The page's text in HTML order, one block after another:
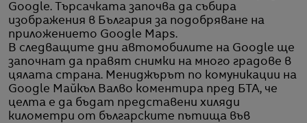
Google. Търсачката започва да събира
изображения в България за подобряване на
приложението Google Maps.
В следващите дни автомобилите на Google ще
започнат да правят снимки на много градове в
цялата страна. Мениджърът по комуникации на
Google Майкъл Валво коментира пред БТА, че
целта е да бъдат представени хиляди
километри от българските пътища във